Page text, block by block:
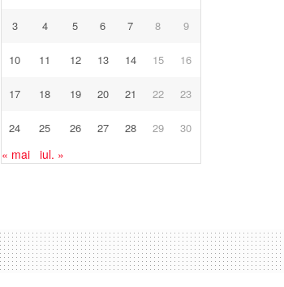
3 4 5 6 7 8 9
10 11 12 13 14 15 16
17 18 19 20 21 22 23
24 25 26 27 28 29 30
« mai iul. »